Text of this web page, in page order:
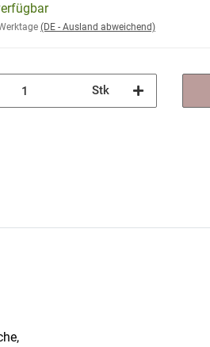
(DE - Ausland abweichend)
Stk